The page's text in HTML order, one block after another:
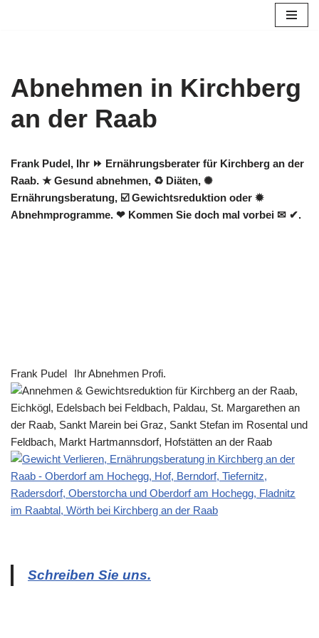
Abnehmen in Kirchberg
an der Raab
Frank Pudel, Ihr ⏩ Ernährungsberater für Kirchberg an der
Raab. ★ Gesund abnehmen, ♻ Diäten, ✺
Ernährungsberatung, ☑️ Gewichtsreduktion oder ✹
Abnehmprogramme. ❤ Kommen Sie doch mal vorbei ✉ ✔.
Frank Pudel Ihr Abnehmen Profi.
Schreiben Sie uns.